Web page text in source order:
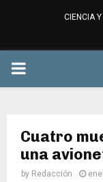
CIENCIA
PRIMARY
Cuatro
una
by Redacción